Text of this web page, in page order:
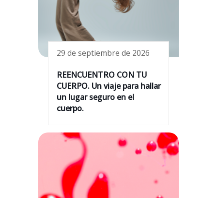
29 de septiembre de 2026
REENCUENTRO CON TU
CUERPO. Un viaje para hallar
un lugar seguro en el
cuerpo.